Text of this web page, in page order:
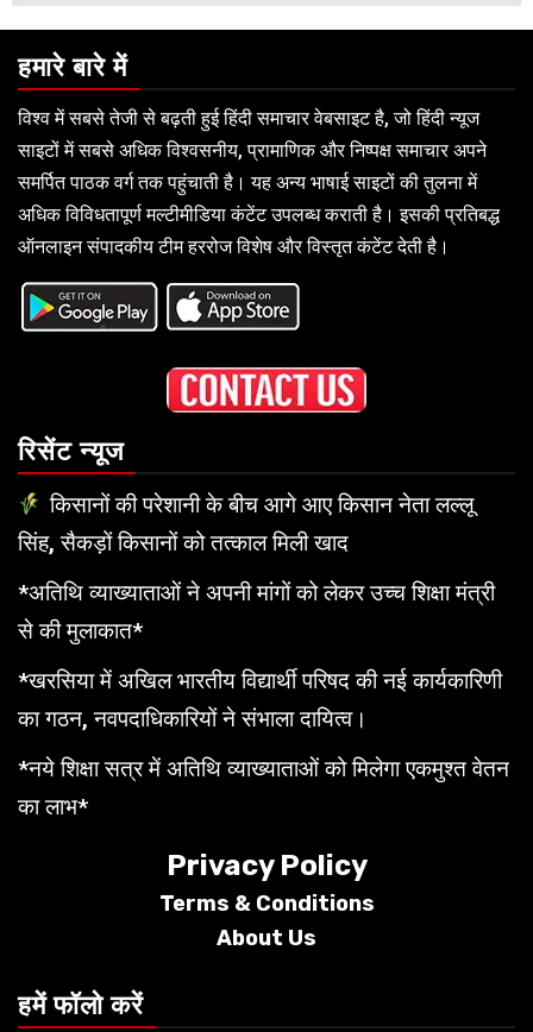
हमारे बारे में
विश्व में सबसे तेजी से बढ़ती हुई हिंदी समाचार वेबसाइट है, जो हिंदी न्यूज
साइटों में सबसे अधिक विश्वसनीय, प्रामाणिक और निष्पक्ष समाचार अपने
समर्पित पाठक वर्ग तक पहुंचाती है। यह अन्य भाषाई साइटों की तुलना में
अधिक विविधतापूर्ण मल्टीमीडिया कंटेंट उपलब्ध कराती है। इसकी प्रतिबद्ध
ऑनलाइन संपादकीय टीम हररोज विशेष और विस्तृत कंटेंट देती है।
रिसेंट न्यूज
किसानों की परेशानी के बीच आगे आए किसान नेता लल्लू
सिंह, सैकड़ों किसानों को तत्काल मिली खाद
*अतिथि व्याख्याताओं ने अपनी मांगों को लेकर उच्च शिक्षा मंत्री
से की मुलाकात*
*खरसिया में अखिल भारतीय विद्यार्थी परिषद की नई कार्यकारिणी
का गठन, नवपदाधिकारियों ने संभाला दायित्व।
*नये शिक्षा सत्र में अतिथि व्याख्याताओं को मिलेगा एकमुश्त वेतन
का लाभ*
Privacy Policy
Terms & Conditions
About Us
हमें फॉलो करें